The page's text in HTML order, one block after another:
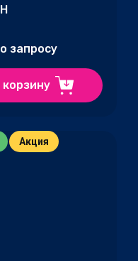
запросу
корзину
Акция